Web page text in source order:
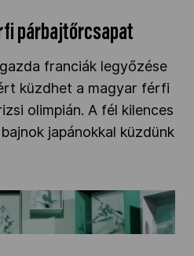
párbajtőrcsapat
franciák legyőzése
küzdhet a magyar férfi
olimpián. A fél kilences
japánokkal küzdünk
Párizsból – nem is